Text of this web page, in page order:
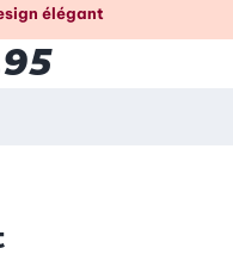
élégant